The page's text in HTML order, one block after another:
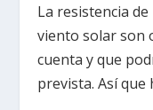
La resistencia
viento solar son
cuenta y que
prevista. Así que